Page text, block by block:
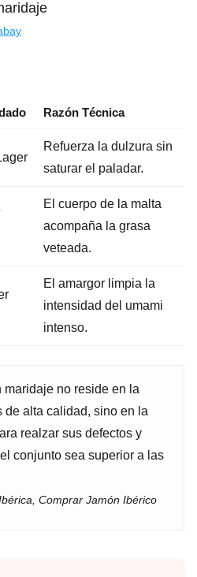
Razón Técnica
Refuerza la dulzura sin
saturar el paladar.
El cuerpo de la malta
acompaña la grasa
veteada.
El amargor limpia la
intensidad del umami
intenso.
no reside en la
de alta calidad, sino en la
realzar sus defectos y
conjunto sea superior a las
Comprar Jamón Ibérico